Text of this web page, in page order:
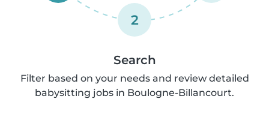
2
Search
Filter based on your needs and review detailed
babysitting jobs in Boulogne-Billancourt.